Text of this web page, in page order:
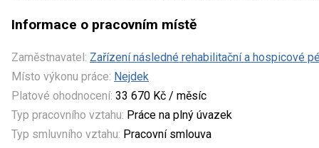
Informace o pracovním místě
Zaměstnavatel: Zařízení následné rehabilitační a hospicové
Místo výkonu práce: Nejdek
Platové ohodnocení: 33 670 Kč / měsíc
Typ pracovního vztahu: Práce na plný úvazek
Typ smluvního vztahu: Pracovní smlouva